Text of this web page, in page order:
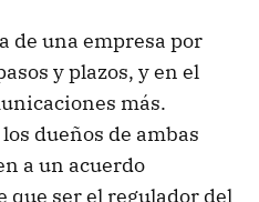
de una empresa por
y plazos, y en el
más.
dueños de ambas
a un acuerdo
que ser el regulador del